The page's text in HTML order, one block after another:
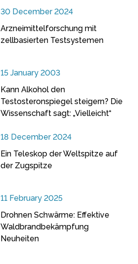
30 December 2024
Arzneimittelforschung mit
zellbasierten Testsystemen
15 January 2003
Kann Alkohol den
Testosteronspiegel steigern? Die
Wissenschaft sagt: „Vielleicht“
18 December 2024
Ein Teleskop der Weltspitze auf
der Zugspitze
11 February 2025
Drohnen Schwärme: Effektive
Waldbrandbekämpfung
Neuheiten